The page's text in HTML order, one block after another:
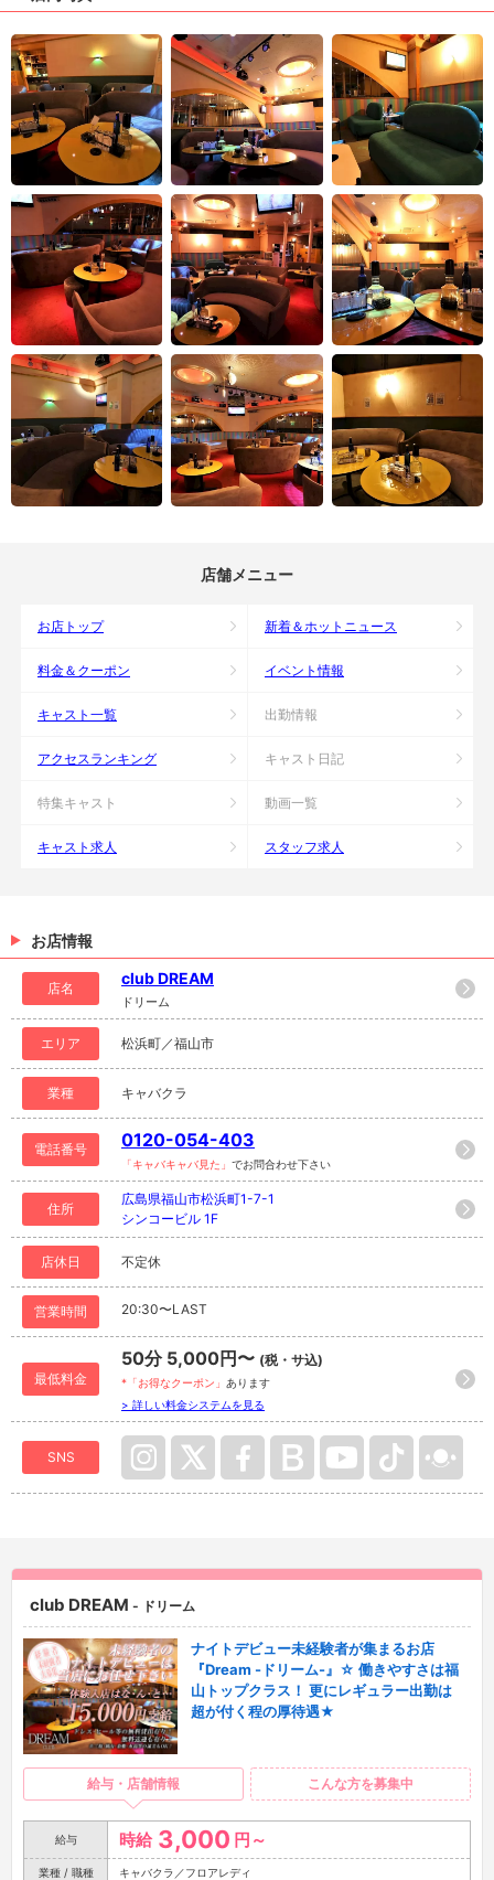
店舗メニュー
お店トップ 新着＆ホットニュース
料金＆クーポン イベント情報
キャスト一覧 出勤情報
アクセスランキング キャスト日記
特集キャスト 動画一覧
キャスト求人 スタッフ求人
お店情報
店名
club DREAM
ドリーム
エリア 松浜町／福山市
業種 キャバクラ
電話番号 0120-054-403
「キャバキャバ見た」 でお問合わせ下さい
住所
広島県福山市松浜町1-7-1
シンコービル 1F
店休日 不定休
営業時間 20:30〜LAST
最低料金
50分 5,000円〜 (税・サ込)
*「お得なクーポン」 あります
> 詳しい料金システムを見る
SNS
club DREAM - ドリーム
ナイトデビュー未経験者が集まるお店
『Dream -ドリーム-』☆ 働きやすさは福
山トップクラス！ 更にレギュラー出勤は
超が付く程の厚待遇★
給与・店舗情報 こんな方を募集中
給与 時給 3,000 円～
業種 / 職種 キャバクラ／フロアレディ